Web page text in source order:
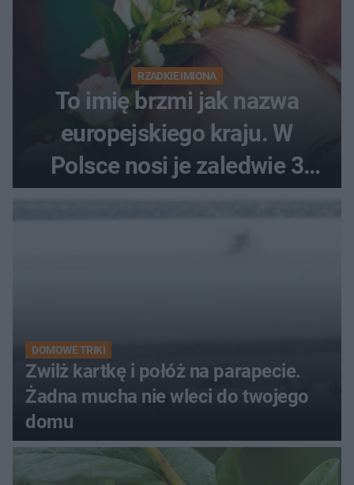
RZADKIE IMIONA
To imię brzmi jak nazwa
europejskiego kraju. W
Polsce nosi je zaledwie 3
kobiety
DOMOWE TRIKI
Zwilż kartkę i połóż na parapecie.
Żadna mucha nie wleci do twojego
domu